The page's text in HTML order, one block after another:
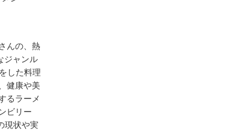
んの、熱
ジャンル
した料理
健康や美
るラーメ
ビリー
現状や実